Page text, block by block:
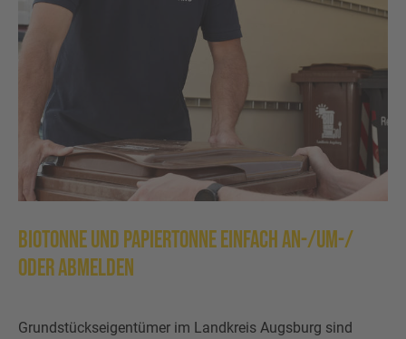
Wertstofftonne
Wertstoffsammelstelle
Problemabfall
Sperrmüll
Schadens-/Verlustmeldung
Windelzuschuss
Nachtspeicheröfen
Photovoltaikmodule
Behältergrössen
Private Entsorgungsunternehmen
Gebrauchtwaren
Tonnenknigge
Augsburger Land Becher
Mitarbeiter
Kontakt
Häufige Fragen
BioTonne und Papiertonne einfach an-/um-/
oder abmelden
Grundstückseigentümer im Landkreis Augsburg sind